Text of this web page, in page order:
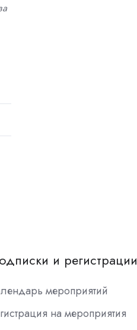
и регистрации
мероприятий
на мероприятия